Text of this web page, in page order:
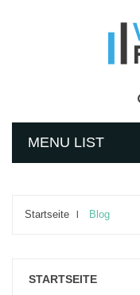
MENU LIST
Startseite Blog
STARTSEITE